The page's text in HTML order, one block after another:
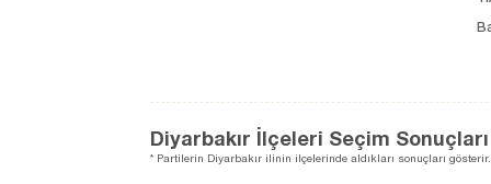
Diyarbakır İlçeleri Seçim Sonuçları
* Partilerin Diyarbakır ilinin ilçelerinde aldıkları sonuçları gösterir.